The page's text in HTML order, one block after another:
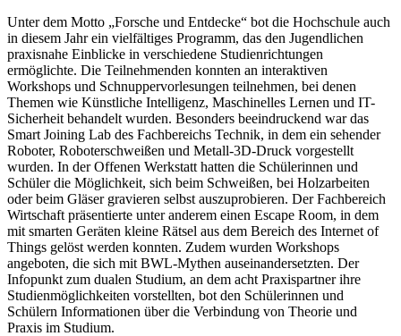
Unter dem Motto „Forsche und Entdecke“ bot die Hochschule auch
in diesem Jahr ein vielfältiges Programm, das den Jugendlichen
praxisnahe Einblicke in verschiedene Studienrichtungen
ermöglichte. Die Teilnehmenden konnten an interaktiven
Workshops und Schnuppervorlesungen teilnehmen, bei denen
Themen wie Künstliche Intelligenz, Maschinelles Lernen und IT-
Sicherheit behandelt wurden. Besonders beeindruckend war das
Smart Joining Lab des Fachbereichs Technik, in dem ein sehender
Roboter, Roboterschweißen und Metall-3D-Druck vorgestellt
wurden. In der Offenen Werkstatt hatten die Schülerinnen und
Schüler die Möglichkeit, sich beim Schweißen, bei Holzarbeiten
oder beim Gläser gravieren selbst auszuprobieren. Der Fachbereich
Wirtschaft präsentierte unter anderem einen Escape Room, in dem
mit smarten Geräten kleine Rätsel aus dem Bereich des Internet of
Things gelöst werden konnten. Zudem wurden Workshops
angeboten, die sich mit BWL-Mythen auseinandersetzten. Der
Infopunkt zum dualen Studium, an dem acht Praxispartner ihre
Studienmöglichkeiten vorstellten, bot den Schülerinnen und
Schülern Informationen über die Verbindung von Theorie und
Praxis im Studium.